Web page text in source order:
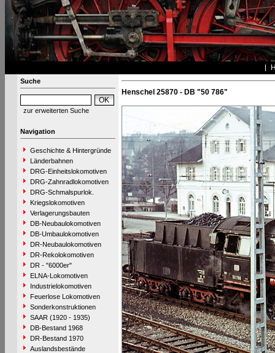
Suche
zur erweiterten Suche
Navigation
Geschichte & Hintergründe
Länderbahnen
DRG-Einheitslokomotiven
DRG-Zahnradlokomotiven
DRG-Schmalspurlok.
Kriegslokomotiven
Verlagerungsbauten
DB-Neubaulokomotiven
DB-Umbaulokomotiven
DR-Neubaulokomotiven
DR-Rekolokomotiven
DR - "6000er"
ELNA-Lokomotiven
Industrielokomotiven
Feuerlose Lokomotiven
Sonderkonstruktionen
SAAR (1920 - 1935)
DB-Bestand 1968
DR-Bestand 1970
Auslandsbestände
Henschel 25870 - DB "50 786"